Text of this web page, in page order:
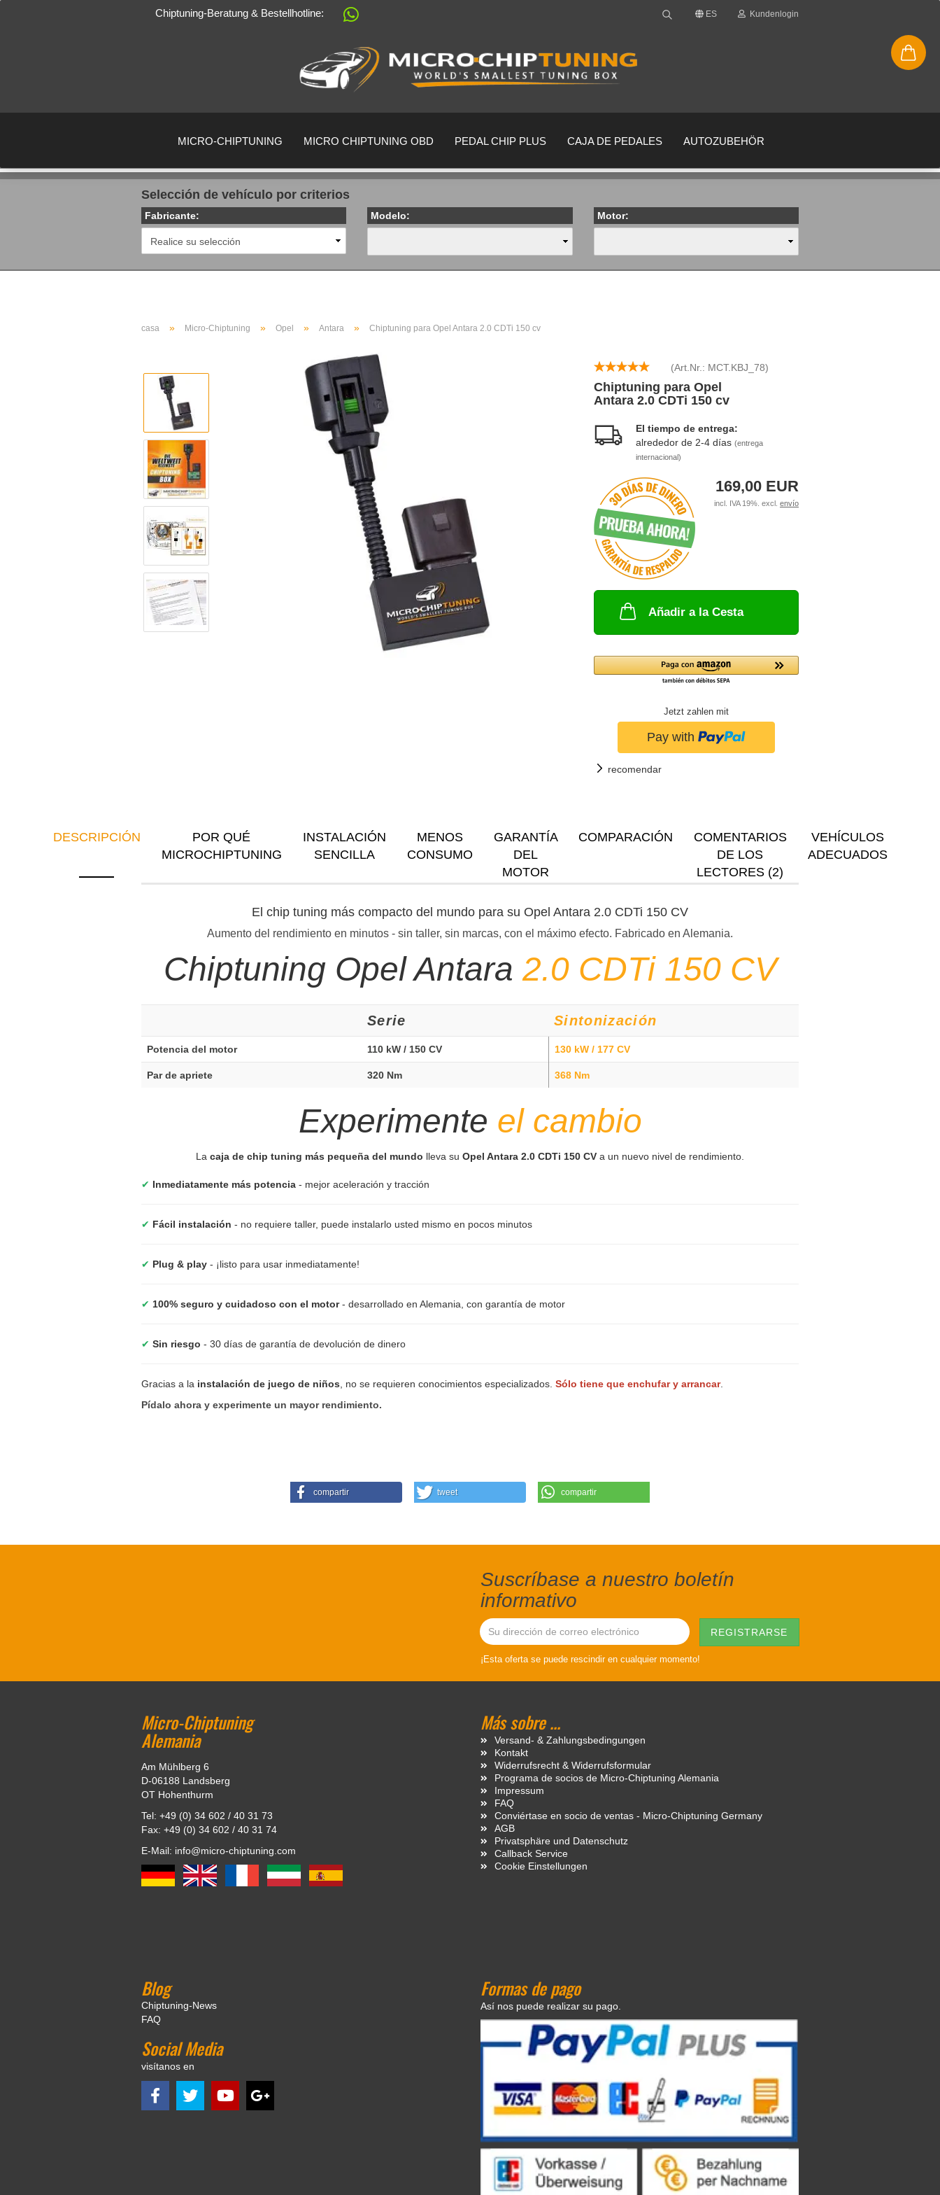
Chiptuning-Beratung & Bestellhotline: ES
Sprache auswählen
Kundenlogin
¿Ha olvidado su contraseña?
MICRO-CHIPTUNING MICRO CHIPTUNING OBD PEDAL CHIP PLUS CAJA DE PEDALES AUTOZUBEHÖR
Selección de vehículo por criterios
Fabricante: Modelo: Motor:
casa » Micro-Chiptuning » Opel » Antara » Chiptuning para Opel Antara 2.0 CDTi 150 cv
(Art.Nr.: MCT.KBJ_78)
Chiptuning para Opel
Antara 2.0 CDTi 150 cv
El tiempo de entrega:
alrededor de 2-4 días (entrega
internacional)
169,00 EUR
incl. IVA 19%. excl. envío
Añadir a la Cesta
Jetzt zahlen mit
recomendar
DESCRIPCIÓN
POR QUÉ
MICROCHIPTUNING
INSTALACIÓN
SENCILLA
MENOS
CONSUMO
GARANTÍA
DEL
MOTOR
COMPARACIÓN
COMENTARIOS
DE LOS
LECTORES (2)
VEHÍCULOS
ADECUADOS
El chip tuning más compacto del mundo para su Opel Antara 2.0 CDTi 150 CV
Aumento del rendimiento en minutos - sin taller, sin marcas, con el máximo efecto. Fabricado en Alemania.
Chiptuning Opel Antara 2.0 CDTi 150 CV
Serie Sintonización
Potencia del motor 110 kW / 150 CV 130 kW / 177 CV
Par de apriete 320 Nm 368 Nm
Experimente el cambio
La caja de chip tuning más pequeña del mundo lleva su Opel Antara 2.0 CDTi 150 CV a un nuevo nivel de rendimiento.
✔ Inmediatamente más potencia - mejor aceleración y tracción
✔ Fácil instalación - no requiere taller, puede instalarlo usted mismo en pocos minutos
✔ Plug & play - ¡listo para usar inmediatamente!
✔ 100% seguro y cuidadoso con el motor- desarrollado en Alemania, con garantía de motor
✔ Sin riesgo - 30 días de garantía de devolución de dinero
Gracias a la instalación de juego de niños , no se requieren conocimientos especializados. Sólo tiene que enchufar y arrancar.
Pídalo ahora y experimente un mayor rendimiento.
compartir tweet compartir
Suscríbase a nuestro boletín
informativo
¡Esta oferta se puede rescindir en cualquier momento!
Micro-Chiptuning
Alemania
Am Mühlberg 6
D-06188 Landsberg
OT Hohenthurm
Tel: +49 (0) 34 602 / 40 31 73
Fax: +49 (0) 34 602 / 40 31 74
E-Mail: info@micro-chiptuning.com
Más sobre ...
Versand- & Zahlungsbedingungen
Kontakt
Widerrufsrecht & Widerrufsformular
Programa de socios de Micro-Chiptuning Alemania
Impressum
FAQ
Conviértase en socio de ventas - Micro-Chiptuning Germany
AGB
Privatsphäre und Datenschutz
Callback Service
Cookie Einstellungen
Blog
Chiptuning-News
FAQ
Social Media
visítanos en
Formas de pago
Así nos puede realizar su pago.